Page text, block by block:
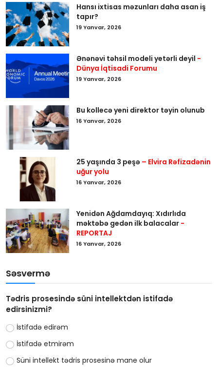
Hansı ixtisas məzunları daha asan iş
tapır?
19 Yanvar, 2026
Ənənəvi təhsil modeli yetərli deyil -
Dünya İqtisadi Forumu
19 Yanvar, 2026
Bu kollecə yeni direktor təyin olunub
16 Yanvar, 2026
25 yaşında 3 peşə – Elvira Rəfizadənin
uğur yolu
16 Yanvar, 2026
Yenidən Ağdamdayıq: Xıdırlıda
məktəbə gedən ilk balacalar -
REPORTAJ
16 Yanvar, 2026
Səsvermə
Tədris prosesində süni intellektdən istifadə
edirsinizmi?
İstifadə edirəm
İstifadə etmirəm
Süni intellekt tədris prosesinə mane olur